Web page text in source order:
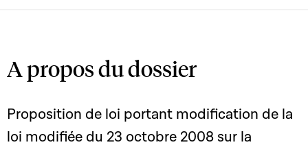
A propos du dossier
Proposition de loi portant modification de la
loi modifiée du 23 octobre 2008 sur la